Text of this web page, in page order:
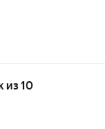
из 10